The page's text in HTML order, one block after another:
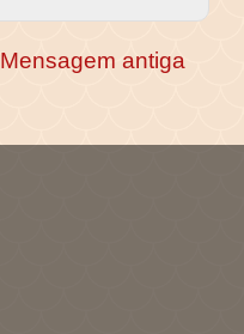
Mensagem antiga